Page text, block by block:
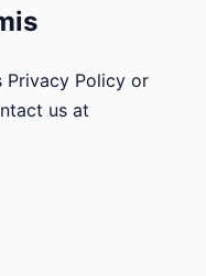
Privacy Policy or
us at